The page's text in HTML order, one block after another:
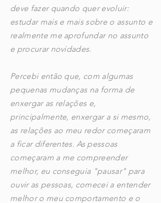
deve fazer quando quer evoluir:
estudar mais e mais sobre o assunto e
realmente me aprofundar no assunto
e procurar novidades.
Percebi então que, com algumas
pequenas mudanças na forma de
enxergar as relações e,
principalmente, enxergar a si mesmo,
as relações ao meu redor começaram
a ficar diferentes. As pessoas
começaram a me compreender
melhor, eu conseguia "pausar" para
ouvir as pessoas, comecei a entender
melhor o meu comportamento e o